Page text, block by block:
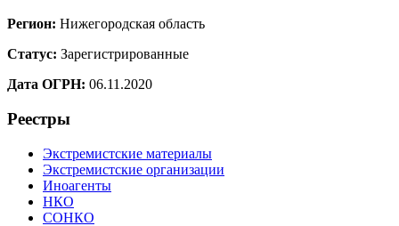
Регион: Нижегородская область
Статус: Зарегистрированные
Дата ОГРН: 06.11.2020
Реестры
Экстремистские материалы
Экстремистские организации
Иноагенты
НКО
СОНКО